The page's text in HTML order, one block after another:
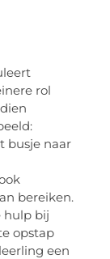
rol
busje naar
bereiken.
hulp bij
opstap
een